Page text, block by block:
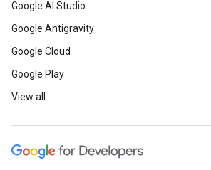
Google AI Studio
Google Antigravity
Google Cloud
Google Play
View all